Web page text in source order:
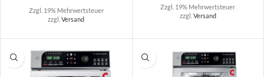
Zzgl. 19% Mehrwertsteuer
zzgl.Versand
Zzgl. 19% Mehrwertsteuer
zzgl. Versand